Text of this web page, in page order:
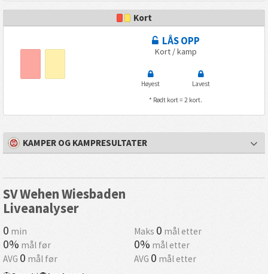
Kort
LÅS OPP
Kort / kamp
Høyest
Lavest
* Rødt kort = 2 kort.
KAMPER OG KAMPRESULTATER
SV Wehen Wiesbaden
Liveanalyser
0 min Maks 0 mål etter
0% mål før 0% mål etter
AVG 0 mål før AVG 0 mål etter